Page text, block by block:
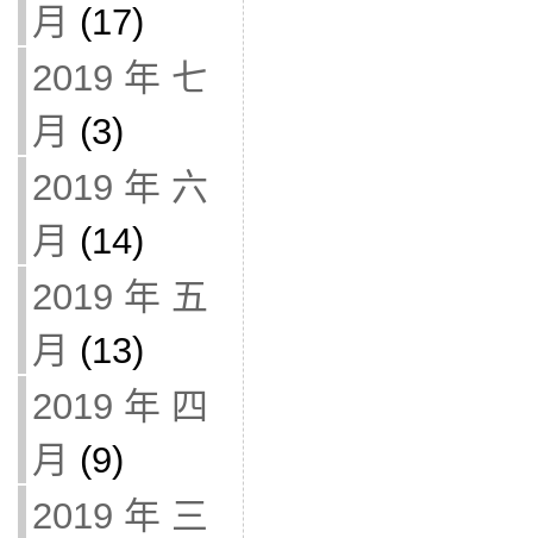
月 (17)
2019 年 七
月 (3)
2019 年 六
月 (14)
2019 年 五
月 (13)
2019 年 四
月 (9)
2019 年 三